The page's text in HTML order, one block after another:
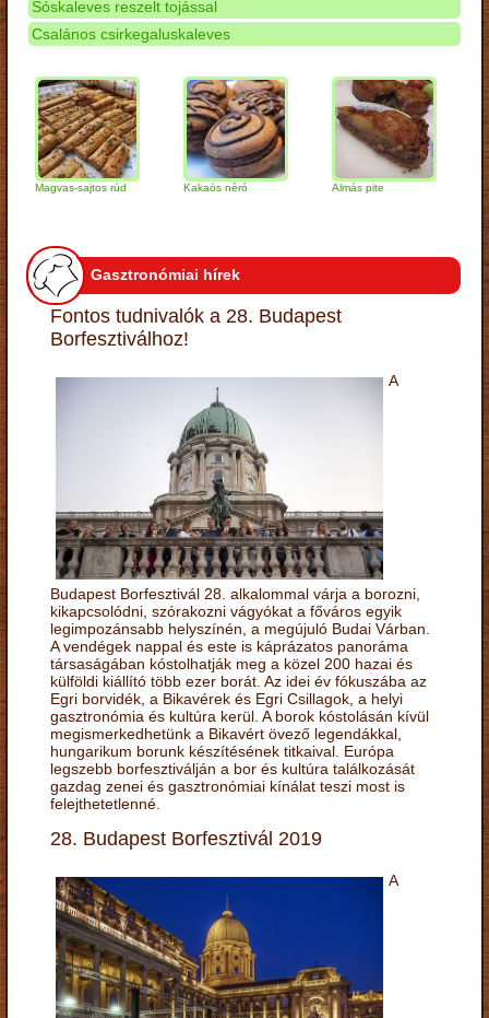
Sóskaleves reszelt tojással
Csalános csirkegaluskaleves
Magvas-sajtos rúd Kakaós néró Almás pite
Gasztronómiai hírek
Fontos tudnivalók a 28. Budapest
Borfesztiválhoz!
A
Budapest Borfesztivál 28. alkalommal várja a borozni,
kikapcsolódni, szórakozni vágyókat a főváros egyik
legimpozánsabb helyszínén, a megújuló Budai Várban.
A vendégek nappal és este is káprázatos panoráma
társaságában kóstolhatják meg a közel 200 hazai és
külföldi kiállító több ezer borát. Az idei év fókuszába az
Egri borvidék, a Bikavérek és Egri Csillagok, a helyi
gasztronómia és kultúra kerül. A borok kóstolásán kívül
megismerkedhetünk a Bikavért övező legendákkal,
hungarikum borunk készítésének titkaival. Európa
legszebb borfesztiválján a bor és kultúra találkozását
gazdag zenei és gasztronómiai kínálat teszi most is
felejthetetlenné.
28. Budapest Borfesztivál 2019
A